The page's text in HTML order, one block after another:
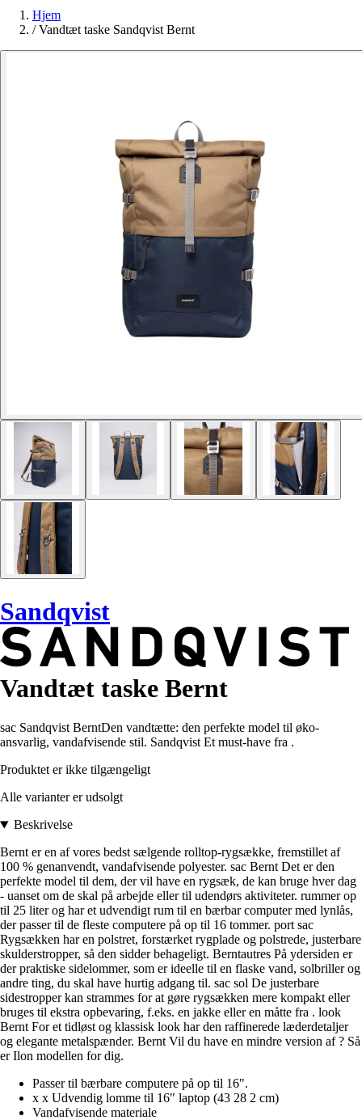
Hjem
/ Vandtæt taske Sandqvist Bernt
Sandqvist
Vandtæt taske Bernt
sac Sandqvist BerntDen vandtætte: den perfekte model til øko-
ansvarlig, vandafvisende stil. Sandqvist Et must-have fra .
Produktet er ikke tilgængeligt
Alle varianter er udsolgt
Beskrivelse
Bernt er en af vores bedst sælgende rolltop-rygsække, fremstillet af
100 % genanvendt, vandafvisende polyester. sac Bernt Det er den
perfekte model til dem, der vil have en rygsæk, de kan bruge hver dag
- uanset om de skal på arbejde eller til udendørs aktiviteter. rummer op
til 25 liter og har et udvendigt rum til en bærbar computer med lynlås,
der passer til de fleste computere på op til 16 tommer. port sac
Rygsækken har en polstret, forstærket rygplade og polstrede, justerbare
skulderstropper, så den sidder behageligt. Berntautres På ydersiden er
der praktiske sidelommer, som er ideelle til en flaske vand, solbriller og
andre ting, du skal have hurtig adgang til. sac sol De justerbare
sidestropper kan strammes for at gøre rygsækken mere kompakt eller
bruges til ekstra opbevaring, f.eks. en jakke eller en måtte fra . look
Bernt For et tidløst og klassisk look har den raffinerede læderdetaljer
og elegante metalspænder. Bernt Vil du have en mindre version af ? Så
er Ilon modellen for dig.
Passer til bærbare computere på op til 16".
x x Udvendig lomme til 16" laptop (43 28 2 cm)
Vandafvisende materiale